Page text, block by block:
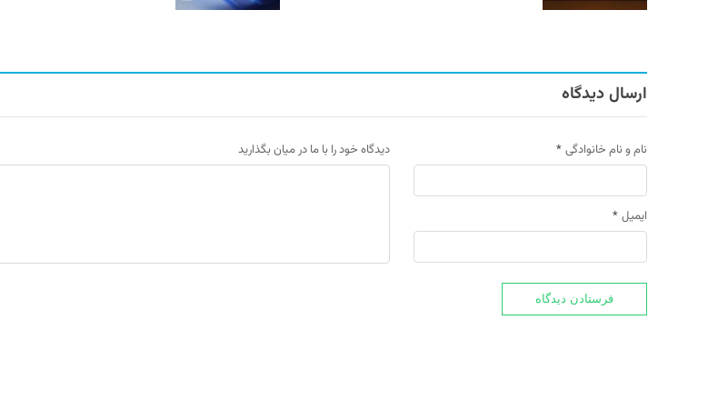
ارسال دیدگاه
نام و نام خانوادگی *
ایمیل *
دیدگاه خود را با ما در میان بگذارید